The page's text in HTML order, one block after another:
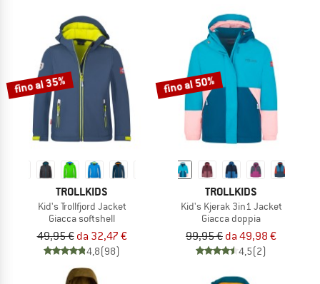
fino al 35%
TROLLKIDS
Kid's Trollfjord Jacket
Giacca softshell
49,95 € da 32,47 €
4,8(98)
fino al 50%
TROLLKIDS
Kid's Kjerak 3in1 Jacket
Giacca doppia
99,95 € da 49,98 €
4,5(2)